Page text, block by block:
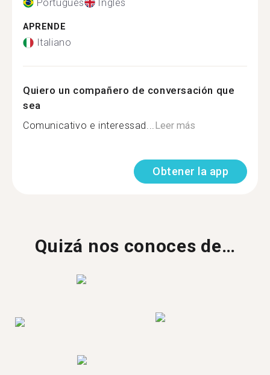
Portugués Inglés
APRENDE
Italiano
Quiero un compañero de conversación que
sea
Comunicativo e interessad...Leer más
Obtener la app
Quizá nos conoces de…